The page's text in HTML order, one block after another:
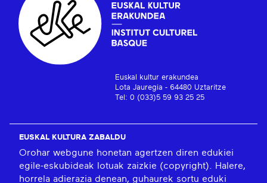
Euskal kultur erakundea
Lota Jauregia - 64480 Uztaritze
Tel: 0 (033)5 59 93 25 25
EUSKAL KULTURA ZABALDU
Orohar webgune honetan agertzen diren edukiei
egile-eskubideak lotuak zaizkie (copyright). Halere,
horrela adierazia denean, guhaurek sortu eduki